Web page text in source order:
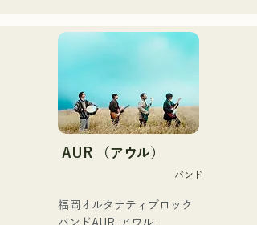
れた現場力は高く評価され
「Re:animation12」
「Porter Robinson JAPAN
tour」「VIRTUAFREAK@
新木場AGEHA」等多数出演
グ、リミックスワークを精
力的に行っており、
AUR （アウル）
バンド
福岡オルタナティブロック
バンドAUR-アウル-